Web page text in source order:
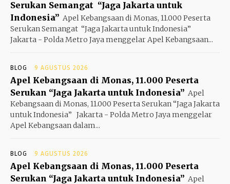
Serukan Semangat “Jaga Jakarta untuk
Indonesia” Apel Kebangsaan di Monas, 11.000 Peserta
Serukan Semangat “Jaga Jakarta untuk Indonesia”
Jakarta - Polda Metro Jaya menggelar Apel Kebangsaan...
BLOG 9 AGUSTUS 2026
Apel Kebangsaan di Monas, 11.000 Peserta
Serukan “Jaga Jakarta untuk Indonesia” Apel
Kebangsaan di Monas, 11.000 Peserta Serukan “Jaga Jakarta
untuk Indonesia” Jakarta - Polda Metro Jaya menggelar
Apel Kebangsaan dalam...
BLOG 9 AGUSTUS 2026
Apel Kebangsaan di Monas, 11.000 Peserta
Serukan “Jaga Jakarta untuk Indonesia” Apel